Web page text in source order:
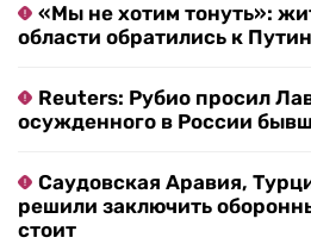
«Мы не хотим тонуть»:
области обратились к
Reuters: Рубио просил
осужденного в России
Саудовская Аравия,
решили заключить
стоит